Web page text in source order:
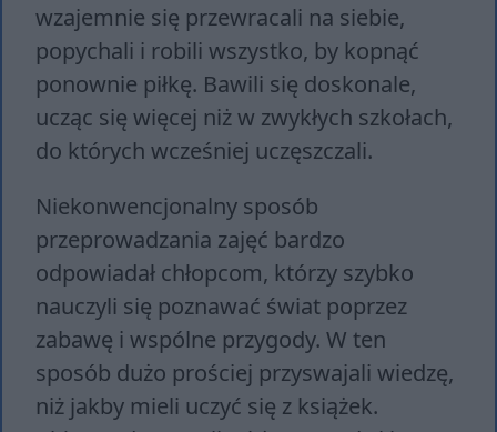
wzajemnie się przewracali na siebie,
popychali i robili wszystko, by kopnąć
ponownie piłkę. Bawili się doskonale,
ucząc się więcej niż w zwykłych szkołach,
do których wcześniej uczęszczali.
Niekonwencjonalny sposób
przeprowadzania zajęć bardzo
odpowiadał chłopcom, którzy szybko
nauczyli się poznawać świat poprzez
zabawę i wspólne przygody. W ten
sposób dużo prościej przyswajali wiedzę,
niż jakby mieli uczyć się z książek.